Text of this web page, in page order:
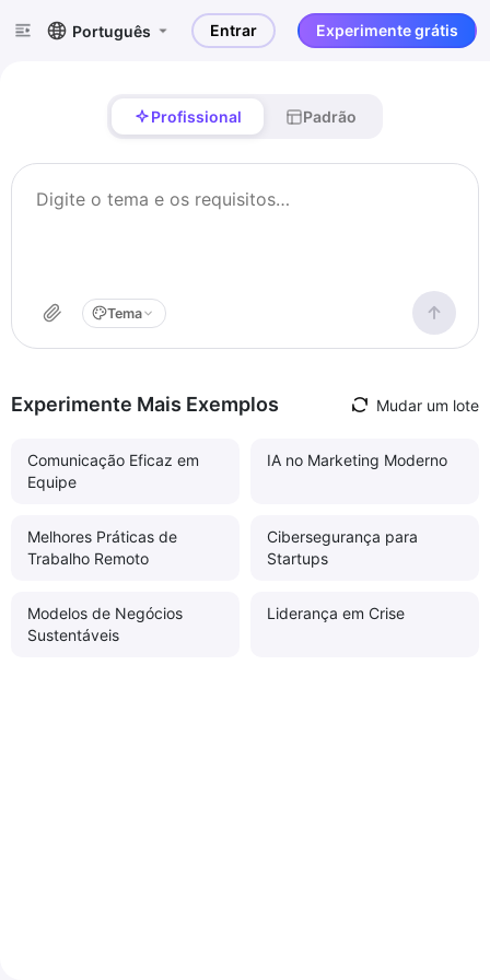
Português Entrar Experimente grátis
Profissional Padrão
Tema
Experimente Mais Exemplos Mudar um lote
Comunicação Eficaz em
Equipe
IA no Marketing Moderno
Melhores Práticas de
Trabalho Remoto
Cibersegurança para
Startups
Modelos de Negócios
Sustentáveis
Liderança em Crise